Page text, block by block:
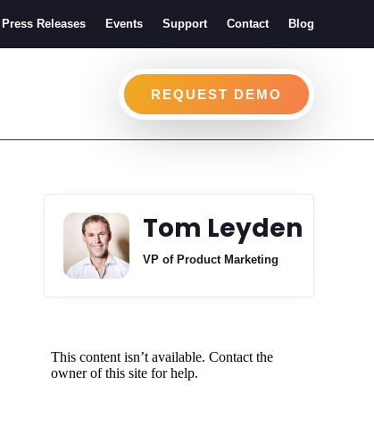
Press Releases Events Support Contact Blog
REQUEST DEMO
Tom Leyden
VP of Product Marketing